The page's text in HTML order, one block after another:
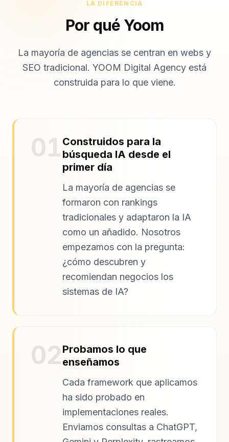
LA DIFERENCIA
Por qué Yoom
La mayoría de agencias se centran en webs y
SEO tradicional. YOOM Digital Agency está
construida para lo que viene.
01 Construidos para la
búsqueda IA desde el
primer día
La mayoría de agencias se
formaron con rankings
tradicionales y adaptaron la IA
como un añadido. Nosotros
empezamos con la pregunta:
¿cómo descubren y
recomiendan negocios los
sistemas de IA?
02Probamos lo que
enseñamos
Cada framework que aplicamos
ha sido probado en
implementaciones reales.
Enviamos consultas a ChatGPT,